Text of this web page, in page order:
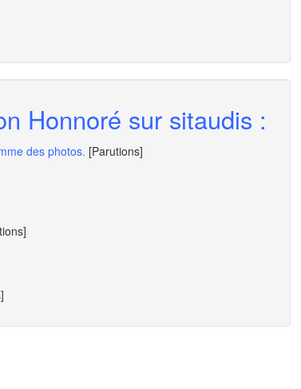
Honnoré sur sitaudis :
des photos. [Parutions]